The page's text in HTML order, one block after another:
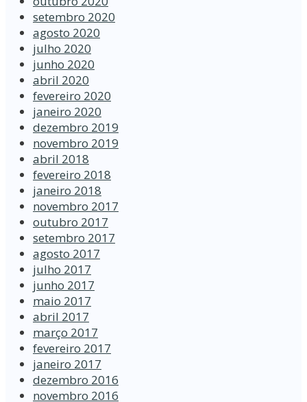
setembro 2020
agosto 2020
julho 2020
junho 2020
abril 2020
fevereiro 2020
janeiro 2020
dezembro 2019
novembro 2019
abril 2018
fevereiro 2018
janeiro 2018
novembro 2017
outubro 2017
setembro 2017
agosto 2017
julho 2017
junho 2017
maio 2017
abril 2017
março 2017
fevereiro 2017
janeiro 2017
dezembro 2016
novembro 2016